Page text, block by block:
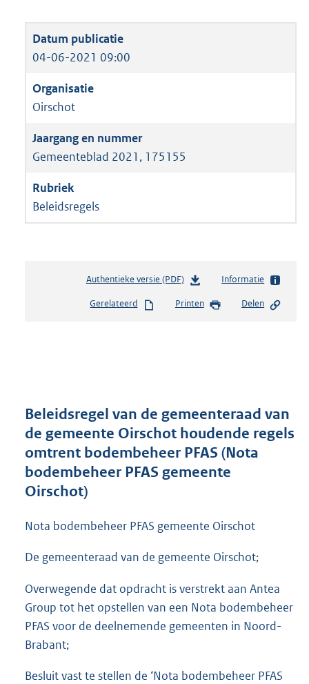
04-06-2021 09:00
Oirschot
Gemeenteblad 2021, 175155
Beleidsregels
Authentieke versie (PDF)b
s
r
o
t
t
1
K
Informatie
Gerelateerd Printen Delen
Beleidsregel van de gemeenteraad van
de gemeente Oirschot houdende regels
omtrent bodembeheer PFAS (Nota
bodembeheer PFAS gemeente
Oirschot)
Nota bodembeheer PFAS gemeente Oirschot
De gemeenteraad van de gemeente Oirschot;
Overwegende dat opdracht is verstrekt aan Antea
Group tot het opstellen van een Nota bodembeheer
PFAS voor de deelnemende gemeenten in Noord-
Brabant;
Besluit vast te stellen de ‘Nota bodembeheer PFAS